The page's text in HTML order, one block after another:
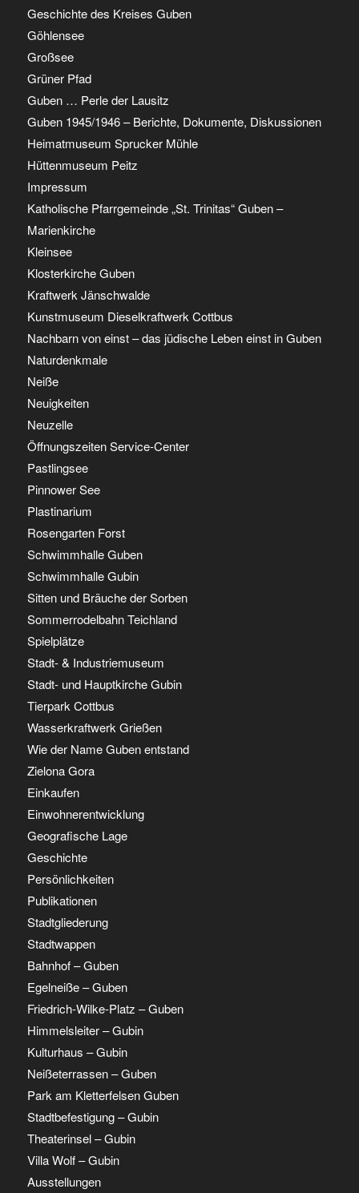
Geschichte des Kreises Guben
Göhlensee
Großsee
Grüner Pfad
Guben … Perle der Lausitz
Guben 1945/1946 – Berichte, Dokumente, Diskussionen
Heimatmuseum Sprucker Mühle
Hüttenmuseum Peitz
Impressum
Katholische Pfarrgemeinde „St. Trinitas“ Guben –
Marienkirche
Kleinsee
Klosterkirche Guben
Kraftwerk Jänschwalde
Kunstmuseum Dieselkraftwerk Cottbus
Nachbarn von einst – das jüdische Leben einst in Guben
Naturdenkmale
Neiße
Neuigkeiten
Neuzelle
Öffnungszeiten Service-Center
Pastlingsee
Pinnower See
Plastinarium
Rosengarten Forst
Schwimmhalle Guben
Schwimmhalle Gubin
Sitten und Bräuche der Sorben
Sommerrodelbahn Teichland
Spielplätze
Stadt- & Industriemuseum
Stadt- und Hauptkirche Gubin
Tierpark Cottbus
Wasserkraftwerk Grießen
Wie der Name Guben entstand
Zielona Gora
Einkaufen
Einwohnerentwicklung
Geografische Lage
Geschichte
Persönlichkeiten
Publikationen
Stadtgliederung
Stadtwappen
Bahnhof – Guben
Egelneiße – Guben
Friedrich-Wilke-Platz – Guben
Himmelsleiter – Gubin
Kulturhaus – Gubin
Neißeterrassen – Guben
Park am Kletterfelsen Guben
Stadtbefestigung – Gubin
Theaterinsel – Gubin
Villa Wolf – Gubin
Ausstellungen